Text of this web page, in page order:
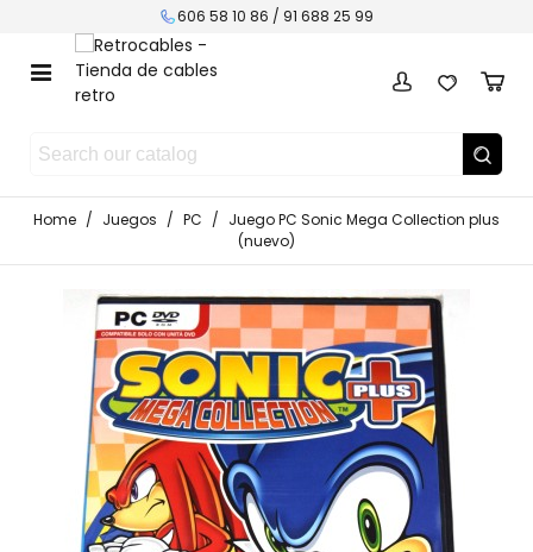
606 58 10 86 / 91 688 25 99
Home / Juegos / PC / Juego PC Sonic Mega Collection plus
(nuevo)